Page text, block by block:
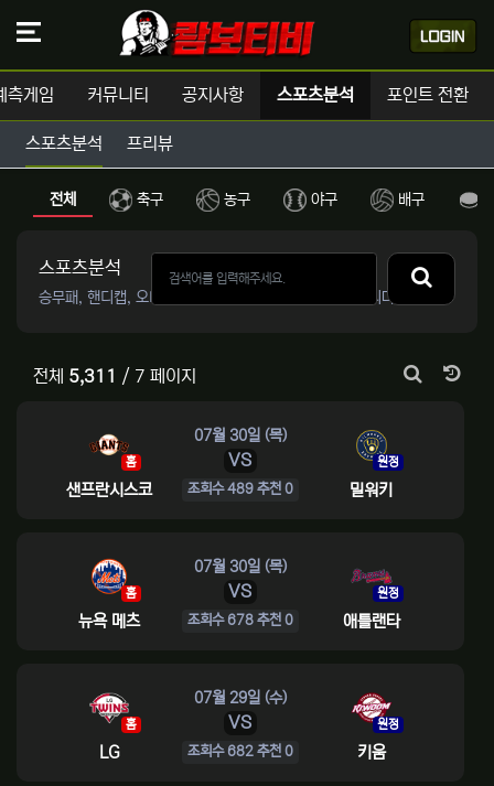
측게임 커뮤니티 공지사항 스포츠분석 포인트 전환
스포츠분석 프리뷰
스포츠분석 - 스포츠중계 람보티비 - 실
전체 축구 농구 야구 배구
스포츠분석
승무패, 핸디캡, 오버/언더 스포츠분석 정보글을 제공합니다.
전체 5,311 / 7 페이지 날짜
홈
샌프란시스코
07월 30일 (목)
VS
조회수 489 추천 0
원정
밀워키
홈
뉴욕 메츠
07월 30일 (목)
VS
조회수 678 추천 0
원정
애틀랜타
홈
LG
07월 29일 (수)
VS
조회수 682 추천 0
원정
키움